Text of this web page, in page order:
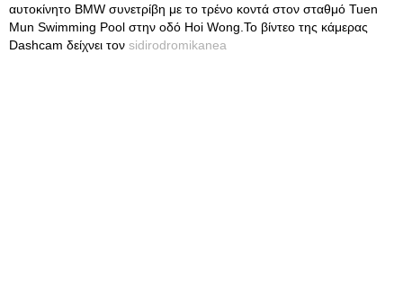
αυτοκίνητο BMW συνετρίβη με το τρένο κοντά στον σταθμό Tuen
Mun Swimming Pool στην οδό Hoi Wong.Το βίντεο της κάμερας
Dashcam δείχνει τον sidirodromikanea